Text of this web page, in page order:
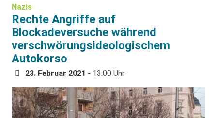
Nazis
Rechte Angriffe auf
Blockadeversuche während
verschwörungsideologischem
Autokorso
23. Februar 2021 - 13:00 Uhr